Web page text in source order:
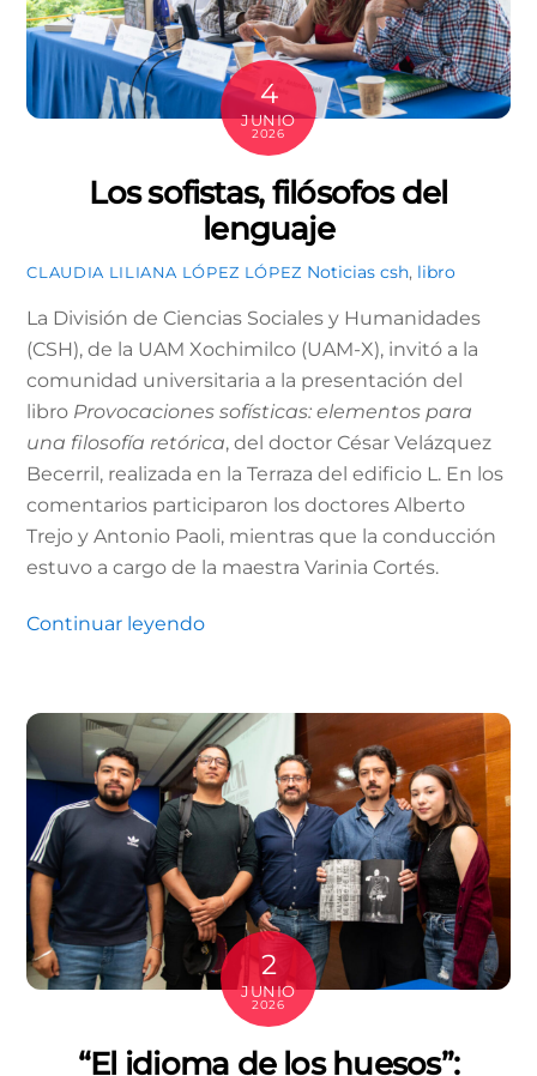
4
JUNIO
2026
Los sofistas, filósofos del
lenguaje
CLAUDIA LILIANA LÓPEZ LÓPEZ Noticias csh, libro
La División de Ciencias Sociales y Humanidades
(CSH), de la UAM Xochimilco (UAM-X), invitó a la
comunidad universitaria a la presentación del
libro Provocaciones sofísticas: elementos para
una filosofía retórica, del doctor César Velázquez
Becerril, realizada en la Terraza del edificio L. En los
comentarios participaron los doctores Alberto
Trejo y Antonio Paoli, mientras que la conducción
estuvo a cargo de la maestra Varinia Cortés.
Continuar leyendo
2
JUNIO
2026
“El idioma de los huesos”: